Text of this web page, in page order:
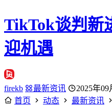
TikTok谈判新
迎机遇
firekb 最新资讯 2025年09
首页
动态 最新资讯